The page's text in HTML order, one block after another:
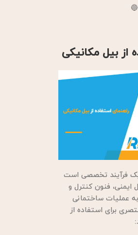
از بیل مکانیکی
یک فرآیند تخصصی است
ایمنی، فنون کنترل و
به عملیات ساختمانی
برای استفاده از